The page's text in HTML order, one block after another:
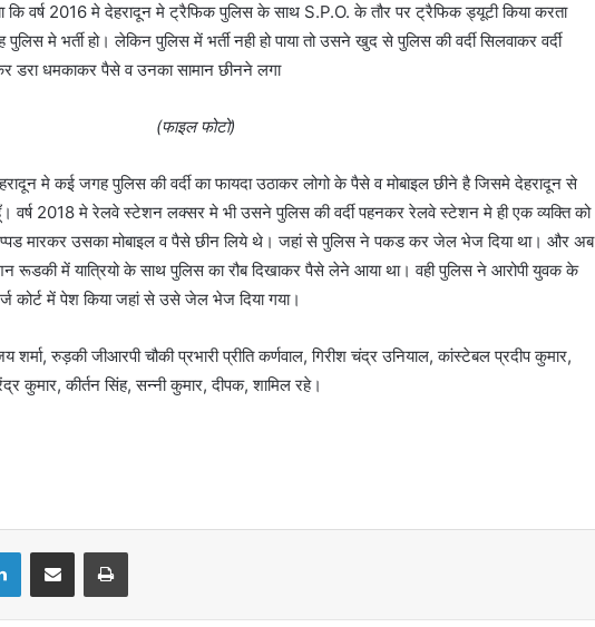
कि वर्ष 2016 मे देहरादून मे ट्रैफिक पुलिस के साथ S.P.O. के तौर पर ट्रैफिक ड्यूटी किया करता
मे भर्ती हो। लेकिन पुलिस में भर्ती नही हो पाया तो उसने खुद से पुलिस की वर्दी सिलवाकर वर्दी
डरा धमकाकर पैसे व उनका सामान छीनने लगा
(फाइल फोटो)
मे कई जगह पुलिस की वर्दी का फायदा उठाकर लोगो के पैसे व मोबाइल छीने है जिसमे देहरादून से
2018 मे रेलवे स्टेशन लक्सर मे भी उसने पुलिस की वर्दी पहनकर रेलवे स्टेशन मे ही एक व्यक्ति को
थप्पड मारकर उसका मोबाइल व पैसे छीन लिये थे। जहां से पुलिस ने पकड कर जेल भेज दिया था। और अब
रूडकी में यात्रियो के साथ पुलिस का रौब दिखाकर पैसे लेने आया था। वही पुलिस ने आरोपी युवक के
कोर्ट में पेश किया जहां से उसे जेल भेज दिया गया।
शर्मा, रुड़की जीआरपी चौकी प्रभारी प्रीति कर्णवाल, गिरीश चंद्र उनियाल, कांस्टेबल प्रदीप कुमार,
कुमार, कीर्तन सिंह, सन्नी कुमार, दीपक, शामिल रहे।